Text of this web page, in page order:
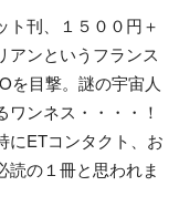
刊、１５００円＋
アンというフランス
を目撃。謎の宇宙人
ンネス・・・・！
にETコンタクト、お
読の１冊と思われま